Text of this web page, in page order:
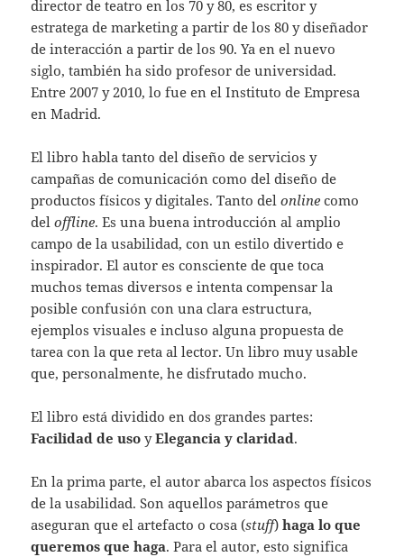
director de teatro en los 70 y 80, es escritor y
estratega de marketing a partir de los 80 y diseñador
de interacción a partir de los 90. Ya en el nuevo
siglo, también ha sido profesor de universidad.
Entre 2007 y 2010, lo fue en el Instituto de Empresa
en Madrid.
El libro habla tanto del diseño de servicios y
campañas de comunicación como del diseño de
productos físicos y digitales. Tanto delonline como
deloffline. Es una buena introducción al amplio
campo de la usabilidad, con un estilo divertido e
inspirador. El autor es consciente de que toca
muchos temas diversos e intenta compensar la
posible confusión con una clara estructura,
ejemplos visuales e incluso alguna propuesta de
tarea con la que reta al lector. Un libro muy usable
que, personalmente, he disfrutado mucho.
El libro está dividido en dos grandes partes:
Facilidad de uso yElegancia y claridad.
En la prima parte, el autor abarca los aspectos físicos
de la usabilidad. Son aquellos parámetros que
aseguran que el artefacto o cosa (stuff)haga lo que
queremos que haga. Para el autor, esto significa